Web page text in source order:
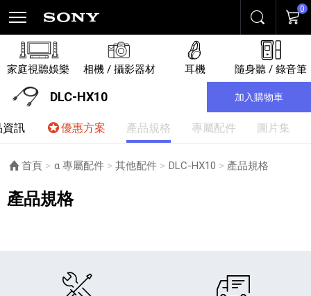
搜尋 購物
0
家庭視聽娛樂 相機 / 攝影器材 耳機 隨身聽 / 錄音筆
DLC-HX10 加入購物車
資訊 優惠方案 產品規格 專屬配件 圖片集
首頁 α 專屬配件 其他配件 DLC-HX10 目前頁面：
產品規格
產品規格